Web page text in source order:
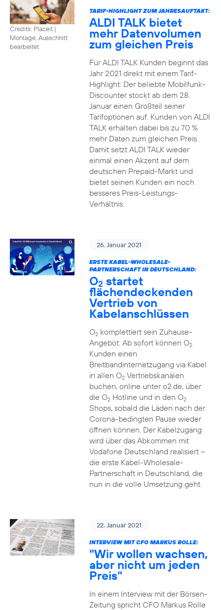
Credits: Placeit |
Montage, Ausschnitt
bearbeitet
TARIF-HIGHLIGHT ZUM JAHRESAUFTAKT:
ALDI TALK bietet
mehr Datenvolumen
zum gleichen Preis
Für ALDI TALK Kunden beginnt das
Jahr 2021 direkt mit einem Tarif-
Highlight: Der beliebte Mobilfunk-
Discounter stockt ab dem 28.
Januar einen Großteil seiner
Tarifoptionen auf. Kunden von ALDI
TALK erhalten dabei bis zu 70 %
mehr Daten zum gleichen Preis.
Damit setzt ALDI TALK wieder
einmal einen Akzent auf dem
deutschen Prepaid-Markt und
bietet seinen Kunden ein noch
besseres Preis-Leistungs-
Verhältnis.
26. Januar 2021
ERSTE KABEL-WHOLESALE-
PARTNERSCHAFT IN DEUTSCHLAND:
O2 startet
flächendeckenden
Vertrieb von
Kabelanschlüssen
O2komplettiert sein Zuhause-
Angebot: Ab sofort können O2
Kunden einen
Breitbandinternetzugang via Kabel
in allen O2Vertriebskanälen
buchen, online unter o2.de, über
die O2Hotline und in den O2
Shops, sobald die Läden nach der
Corona-bedingten Pause wieder
öffnen können. Der Kabelzugang
wird über das Abkommen mit
Vodafone Deutschland realisiert –
die erste Kabel-Wholesale-
Partnerschaft in Deutschland, die
nun in die volle Umsetzung geht.
22. Januar 2021
INTERVIEW MIT CFO MARKUS ROLLE:
"Wir wollen wachsen,
aber nicht um jeden
Preis"
In einem Interview mit der Börsen-
Zeitung spricht CFO Markus Rolle